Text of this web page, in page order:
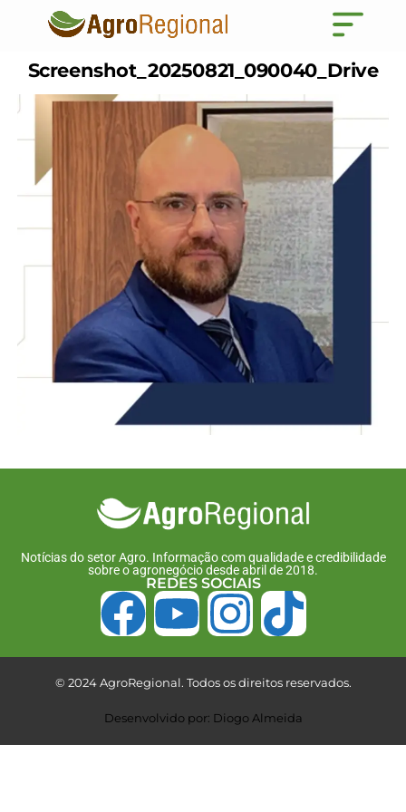
Screenshot_20250821_090040_Drive
Notícias do setor Agro. Informação com qualidade e credibilidade
sobre o agronegócio desde abril de 2018.
REDES SOCIAIS
© 2024 AgroRegional. Todos os direitos reservados.
Desenvolvido por: Diogo Almeida